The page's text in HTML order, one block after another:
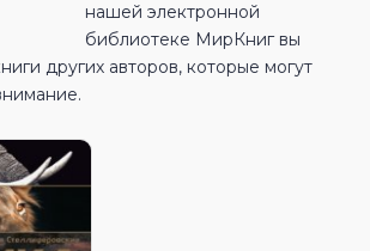
нашей электронной
библиотеке МирКниг вы
других авторов, которые могут